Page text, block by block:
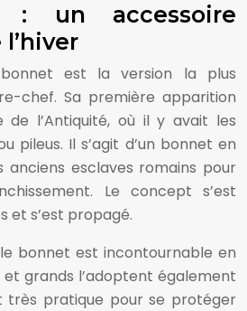
: un accessoire
bonnet est la version la plus
chef. Sa première apparition
de l’Antiquité, où il y avait les
pileus. Il s’agit d’un bonnet en
anciens esclaves romains pour
Le concept s’est
et s’est propagé.
bonnet est incontournable en
et grands l’adoptent également
très pratique pour se protéger